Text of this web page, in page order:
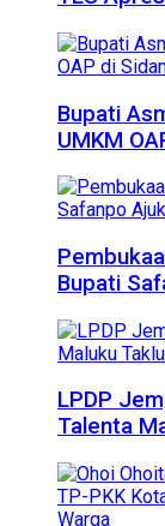
Bupati
UMKM
Bupati
LPDP
Talenta